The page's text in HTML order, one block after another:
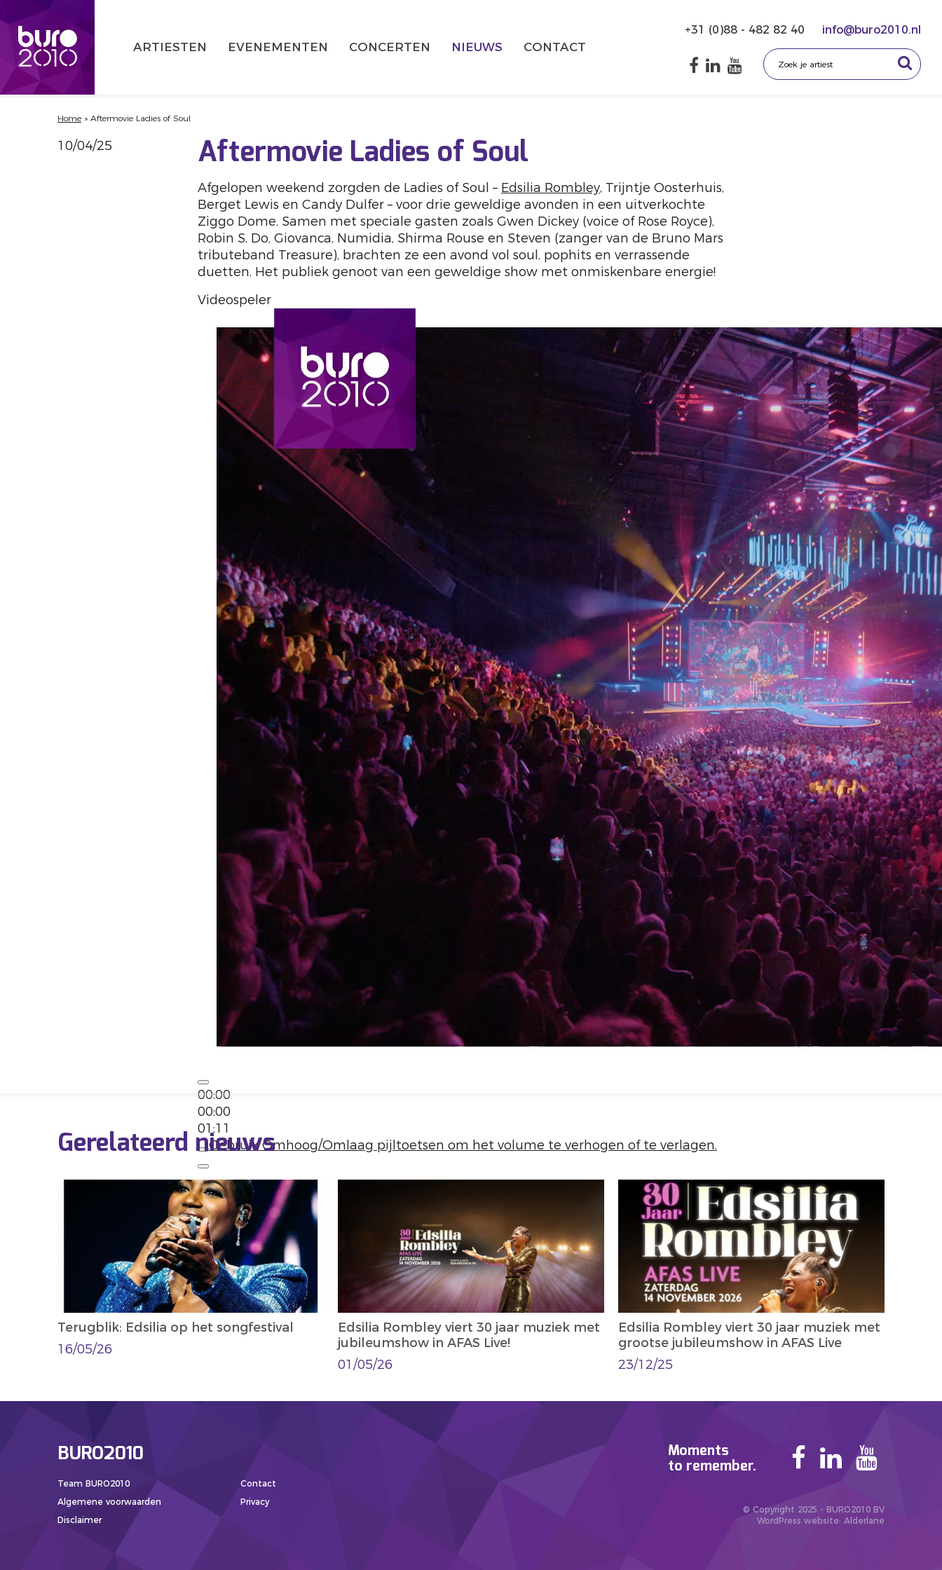
ARTIESTEN EVENEMENTEN CONCERTEN NIEUWS CONTACT
+31 (0)88 - 482 82 40 info@buro2010.nl
Home » Aftermovie Ladies of Soul
10/04/25 Aftermovie Ladies of Soul
Afgelopen weekend zorgden de Ladies of Soul – Edsilia Rombley, Trijntje Oosterhuis,
Berget Lewis en Candy Dulfer – voor drie geweldige avonden in een uitverkochte
Ziggo Dome. Samen met speciale gasten zoals Gwen Dickey (voice of Rose Royce),
Robin S, Do, Giovanca, Numidia, Shirma Rouse en Steven (zanger van de Bruno Mars
tributeband Treasure), brachten ze een avond vol soul, pophits en verrassende
duetten. Het publiek genoot van een geweldige show met onmiskenbare energie!
Videospeler
00:00
00:00
01:11
Gebruik Omhoog/Omlaag pijltoetsen om het volume te verhogen of te verlagen.
Gerelateerd nieuws
Terugblik: Edsilia op het songfestival
16/05/26
Edsilia Rombley viert 30 jaar muziek met
jubileumshow in AFAS Live!
01/05/26
Edsilia Rombley viert 30 jaar muziek met
grootse jubileumshow in AFAS Live
23/12/25
BURO2010
Team BURO2010
Contact
Algemene voorwaarden
Privacy
Disclaimer
Moments
to remember.
© Copyright 2025 - BURO2010 BV
WordPress website: Alderlane